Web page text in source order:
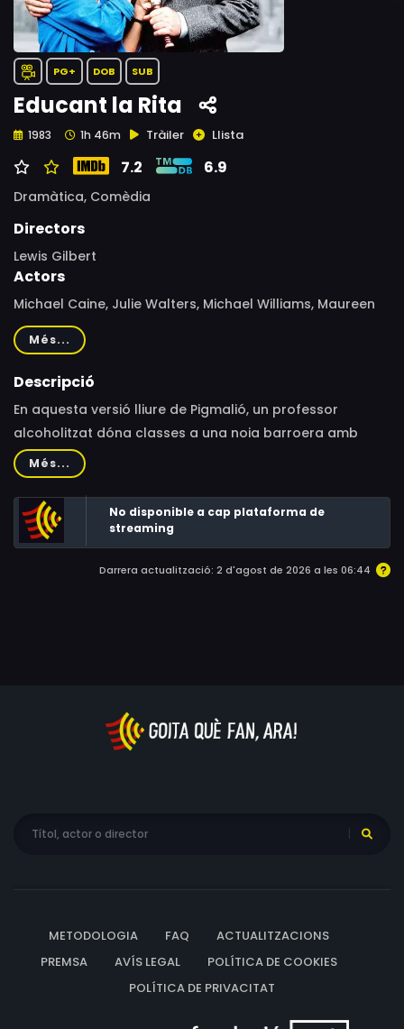
PG+ DOB SUB
Educant la Rita
1983 1h 46m Tràiler Llista
7.2 6.9
Dramàtica, Comèdia
Directors
Lewis Gilbert
Actors
Michael Caine, Julie Walters, Michael Williams, Maureen
Lipman, Jeananne Crowley, Malcolm Douglas, Godfrey
Quigley, Dearbhla Molloy, Kim Fortune, Pat Daly, Philip
Hurd-Wood, Christopher Casson, Hilary Reynolds, Jack
Gabrielle Reidy, Des Nealon, Marie Conmee, Oliver
Maguire, Derry Power, Alan Stanford, Gerry Sullivan,
Patricia Jeffares, Maeve Germaine, Liam Stack
Més...
Descripció
En aquesta versió lliure de Pigmalió, un professor
alcoholitzat dóna classes a una noia barroera amb
inquietuds culturals. L’enfrontament, generat pels seus
respectius orígens socials, acaba en enamorament.
Més...
No disponible a cap plataforma de
streaming
Darrera actualització: 2 d'agost de 2026 a les 06:44
METODOLOGIA FAQ
ACTUALITZACIONS
PREMSA
AVÍS LEGAL
POLÍTICA DE COOKIES
POLÍTICA DE PRIVACITAT